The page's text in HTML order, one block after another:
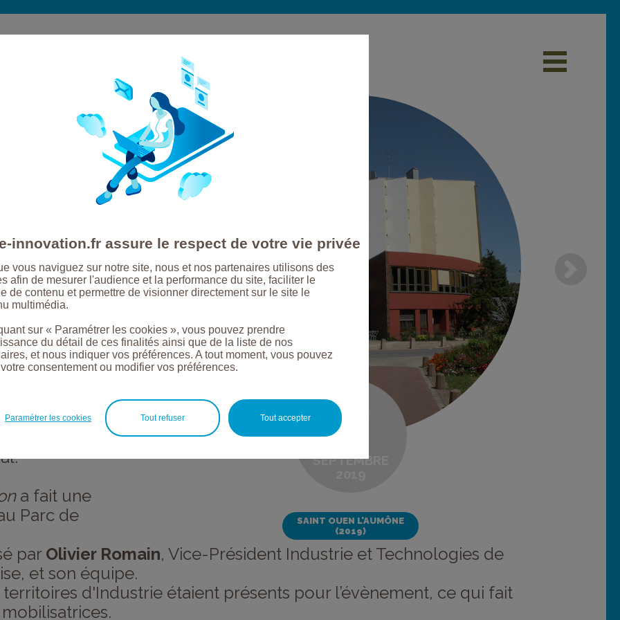
LUNDI
23
SEPTEMBRE
SAINT OUEN L'AUMÔNE
(2019)
Osez
vos
les
besoins
innover et
a fait une
Parc de
par Olivier Romain, Vice-Président Industrie et Technologies de
et son équipe.
d'Industrie étaient présents pour l’évènement, ce qui fait
innovation.fr assure le respect de votre vie privée
vous naviguez sur notre site, nous et nos partenaires utilisons des
afin de mesurer l'audience et la performance du site, faciliter le
de contenu et permettre de visionner directement sur le site le
multimédia.
sur « Paramétrer les cookies », vous pouvez prendre
du détail de ces finalités ainsi que de la liste de nos
et nous indiquer vos préférences. A tout moment, vous pouvez
consentement ou modifier vos préférences.
Tout accepter
Tout refuser
Paramétrer les cookies